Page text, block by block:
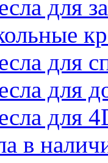
для
для
для
для
в